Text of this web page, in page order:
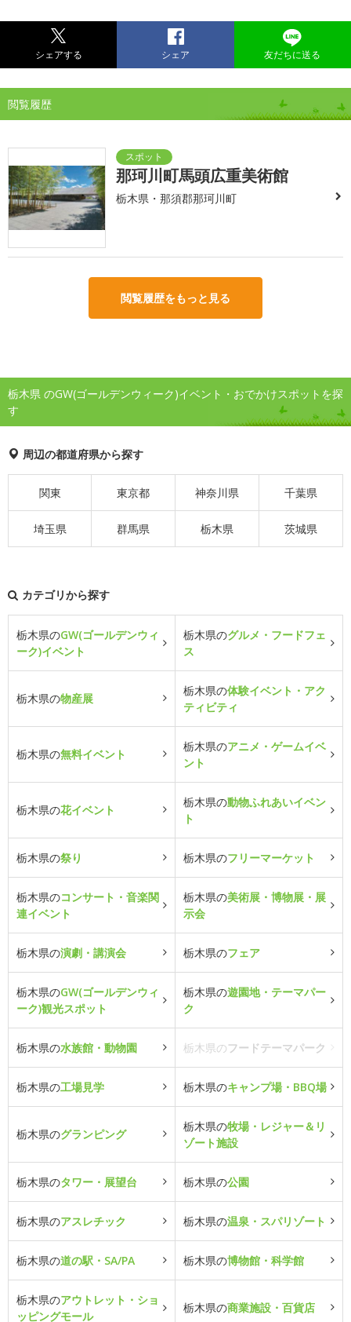
シェアする シェア 友だちに送る
閲覧履歴
那珂川町馬頭広重美術館
栃木県・那須郡那珂川町
閲覧履歴をもっと見る
栃木県 のGW(ゴールデンウィーク)イベント・おでかけスポットを探
す
周辺の都道府県から探す
関東 東京都 神奈川県 千葉県
埼玉県 群馬県 栃木県 茨城県
カテゴリから探す
栃木県のGW(ゴールデンウィ
ーク)イベント
栃木県のグルメ・フードフェ
ス
栃木県の物産展
栃木県の体験イベント・アク
ティビティ
栃木県の無料イベント
栃木県のアニメ・ゲームイベ
ント
栃木県の花イベント
栃木県の動物ふれあいイベン
ト
栃木県の祭り 栃木県のフリーマーケット
栃木県のコンサート・音楽関
連イベント
栃木県の美術展・博物展・展
示会
栃木県の演劇・講演会 栃木県のフェア
栃木県のGW(ゴールデンウィ
ーク)観光スポット
栃木県の遊園地・テーマパー
ク
栃木県の水族館・動物園 栃木県のフードテーマパーク
栃木県の工場見学 栃木県のキャンプ場・BBQ場
栃木県のグランピング
栃木県の牧場・レジャー＆リ
ゾート施設
栃木県のタワー・展望台 栃木県の公園
栃木県のアスレチック 栃木県の温泉・スパリゾート
栃木県の道の駅・SA/PA 栃木県の博物館・科学館
栃木県のアウトレット・ショ
ッピングモール
栃木県の商業施設・百貨店